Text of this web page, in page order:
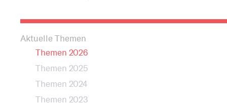
Aktuelle Themen
Themen 2026
Themen 2025
Themen 2024
Themen 2023